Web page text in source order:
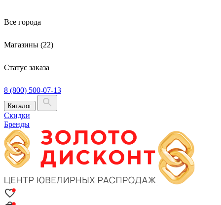
Все города
Магазины (22)
Статус заказа
8 (800) 500-07-13
Каталог
Скидки
Бренды